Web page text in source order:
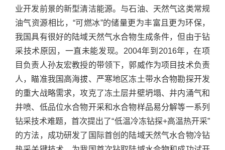
业开发前景的新型清洁能源。与石油、天然气这类常规
油气资源相比，“可燃冰”的储量更为丰富且更为环保，
我国具有很好的陆域天然气水合物生成条件，但由于钻
采技术原因，一直未能发现。2004年到2016年，在项
目负责人孙友宏教授的带领下，郭威作为项目技术负责
人，瞄准我国高海拔、严寒地区冻土带水合物勘探开发
的重大战略需求，攻克了冻土层井壁坍塌、井内涌气和
井喷、低品位水合物开采和水合物样品易分解等一系列
钻采技术难题，首次提出了“低温冷冻钻探+高温热开采”
的方法，成功研发了国际首创的陆域天然气水合物冷钻